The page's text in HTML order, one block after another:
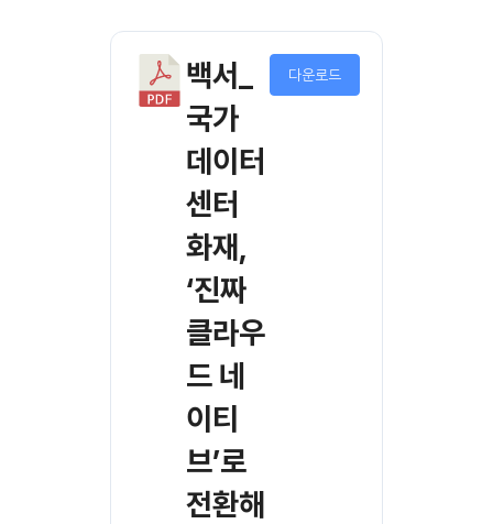
백서_
국가
데이터
센터
화재,
‘진짜
클라우
드 네
이티
브’로
전환해
다운로드